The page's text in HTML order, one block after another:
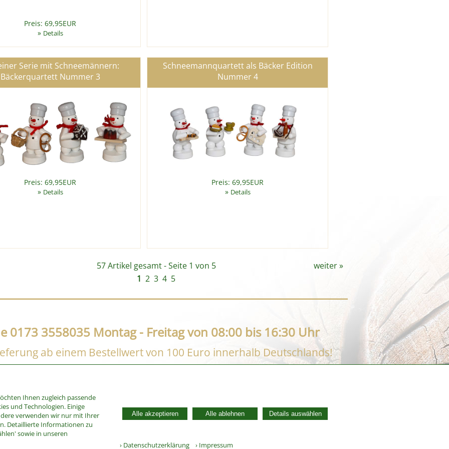
Ihnen zugleich passende
und Technologien. Einige
verwenden wir nur mit Ihrer
Detaillierte Informationen zu
sowie in unseren
Alle akzeptieren Alle ablehnen Details auswählen
› Datenschutzerklärung › Impressum
Preis: 69,95EUR
» Details
Serie mit Schneemännern:
Bäckerquartett Nummer 3
Preis: 69,95EUR
» Details
Schneemannquartett als Bäcker Edition
Nummer 4
Preis: 69,95EUR
» Details
57 Artikel gesamt - Seite 1 von 5 weiter»
1 2 3 4 5
3558035 Montag - Freitag von 08:00 bis 16:30 Uhr
ab einem Bestellwert von 100 Euro innerhalb Deutschlands!
Widerrufsbelehrung
Vertrag widerrufen
Zahlung und Versand